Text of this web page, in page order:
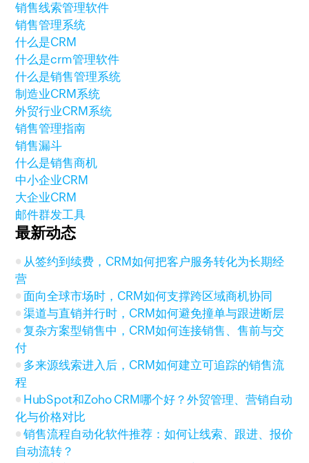
销售线索管理软件
销售管理系统
什么是CRM
什么是crm管理软件
什么是销售管理系统
制造业CRM系统
外贸行业CRM系统
销售管理指南
销售漏斗
什么是销售商机
中小企业CRM
大企业CRM
邮件群发工具
最新动态
从签约到续费，CRM如何把客户服务转化为长期经
营
面向全球市场时，CRM如何支撑跨区域商机协同
渠道与直销并行时，CRM如何避免撞单与跟进断层
复杂方案型销售中，CRM如何连接销售、售前与交
付
多来源线索进入后，CRM如何建立可追踪的销售流
程
HubSpot和Zoho CRM哪个好？外贸管理、营销自动
化与价格对比
销售流程自动化软件推荐：如何让线索、跟进、报价
自动流转？